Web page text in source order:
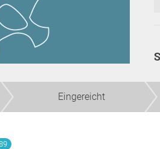
Eingereicht